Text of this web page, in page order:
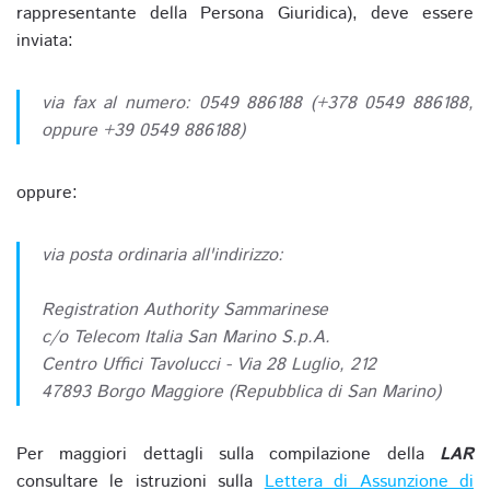
rappresentante della Persona Giuridica), deve essere
inviata:
via fax al numero: 0549 886188 (+378 0549 886188,
oppure +39 0549 886188)
oppure:
via posta ordinaria all'indirizzo:
Registration Authority Sammarinese
c/o Telecom Italia San Marino S.p.A.
Centro Uffici Tavolucci - Via 28 Luglio, 212
47893 Borgo Maggiore (Repubblica di San Marino)
Per maggiori dettagli sulla compilazione della LAR
consultare le istruzioni sullaLettera di Assunzione di